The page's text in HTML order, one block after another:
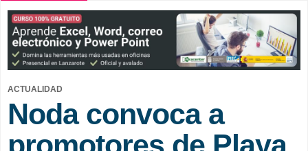
ACTUALIDAD
Noda convoca a